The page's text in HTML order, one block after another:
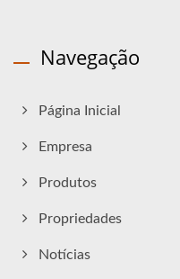
Navegação
Página Inicial
Empresa
Produtos
Propriedades
Notícias